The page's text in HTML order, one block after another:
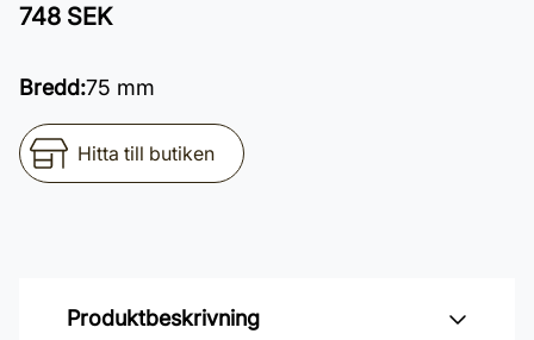
748 SEK
Bredd:75 mm
Hitta till butiken
Produktbeskrivning